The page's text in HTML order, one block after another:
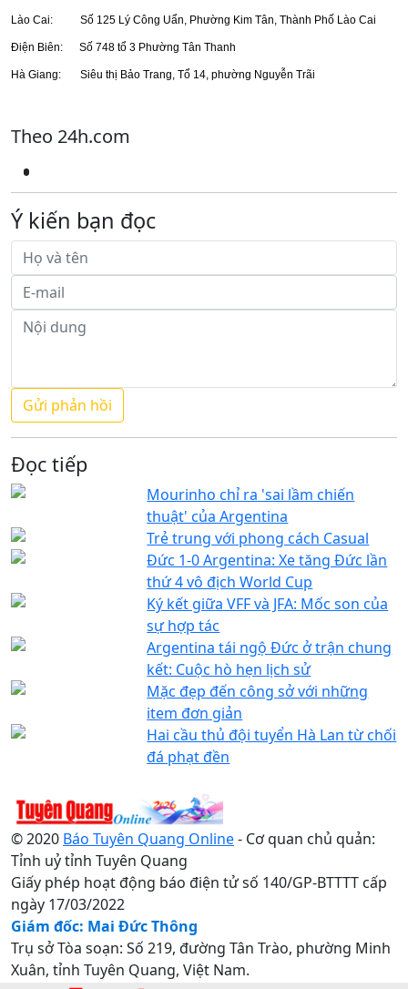
Lào Cai: Số 125 Lý Công Uẩn, Phường Kim Tân, Thành Phố Lào Cai
Điện Biên: Số 748 tổ 3 Phường Tân Thanh
Hà Giang: Siêu thị Bảo Trang, Tổ 14, phường Nguyễn Trãi
Theo 24h.com
Ý kiến bạn đọc
Đọc tiếp
Mourinho chỉ ra 'sai lầm chiến
thuật' của Argentina
Trẻ trung với phong cách Casual
Đức 1-0 Argentina: Xe tăng Đức lần
thứ 4 vô địch World Cup
Ký kết giữa VFF và JFA: Mốc son của
sự hợp tác
Argentina tái ngộ Đức ở trận chung
kết: Cuộc hò hẹn lịch sử
Mặc đẹp đến công sở với những
item đơn giản
Hai cầu thủ đội tuyển Hà Lan từ chối
đá phạt đền
© 2020 Báo Tuyên Quang Online- Cơ quan chủ quản:
Tỉnh uỷ tỉnh Tuyên Quang
Giấy phép hoạt động báo điện tử số 140/GP-BTTTT cấp
ngày 17/03/2022
Giám đốc: Mai Đức Thông
Trụ sở Tòa soạn: Số 219, đường Tân Trào, phường Minh
Xuân, tỉnh Tuyên Quang, Việt Nam.